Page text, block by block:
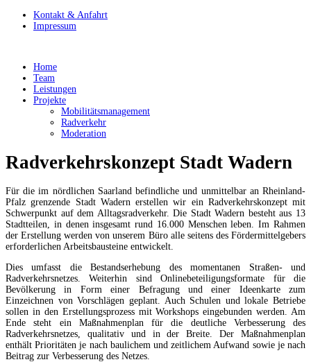
Kontakt & Anfahrt
Impressum
Home
Team
Leistungen
Projekte
Mobilitätsmanagement
Radverkehr
Moderation
Radverkehrskonzept Stadt Wadern
Für die im nördlichen Saarland befindliche und unmittelbar an Rheinland-
Pfalz grenzende Stadt Wadern erstellen wir ein Radverkehrskonzept mit
Schwerpunkt auf dem Alltagsradverkehr. Die Stadt Wadern besteht aus 13
Stadtteilen, in denen insgesamt rund 16.000 Menschen leben. Im Rahmen
der Erstellung werden von unserem Büro alle seitens des Fördermittelgebers
erforderlichen Arbeitsbausteine entwickelt.
Dies umfasst die Bestandserhebung des momentanen Straßen- und
Radverkehrsnetzes. Weiterhin sind Onlinebeteiligungsformate für die
Bevölkerung in Form einer Befragung und einer Ideenkarte zum
Einzeichnen von Vorschlägen geplant. Auch Schulen und lokale Betriebe
sollen in den Erstellungsprozess mit Workshops eingebunden werden. Am
Ende steht ein Maßnahmenplan für die deutliche Verbesserung des
Radverkehrsnetzes, qualitativ und in der Breite. Der Maßnahmenplan
enthält Prioritäten je nach baulichem und zeitlichem Aufwand sowie je nach
Beitrag zur Verbesserung des Netzes.